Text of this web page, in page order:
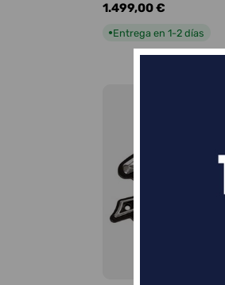
Precio
1.499,00 €
●Entrega en 1-2 días